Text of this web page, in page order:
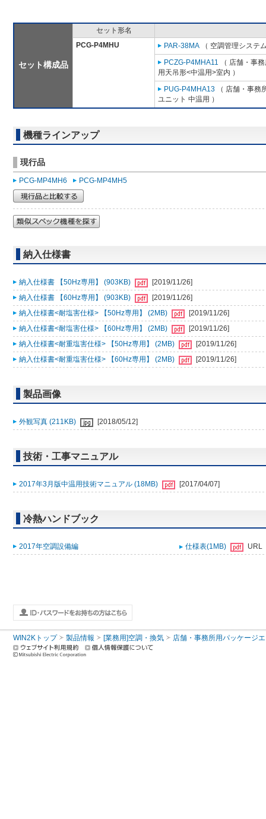
セット構成品
セット形名
PCG-P4MHU
PAR-38MA （ 空調管理システ
PCZG-P4MHA11 （ 店舗・事
用天吊形<中温用>室内 ）
PUG-P4MHA13 （ 店舗・事務
ユニット 中温用 ）
機種ラインアップ
現行品
PCG-MP4MH6 PCG-MP4MH5
納入仕様書
納入仕様書 【50Hz専用】 (903KB)
[2019/11/26]
納入仕様書 【60Hz専用】 (903KB)
[2019/11/26]
納入仕様書<耐塩害仕様> 【50Hz専用】 (2MB)
[2019/11/26]
納入仕様書<耐塩害仕様> 【60Hz専用】 (2MB)
[2019/11/26]
納入仕様書<耐重塩害仕様> 【50Hz専用】 (2MB)
[2019/11/26]
納入仕様書<耐重塩害仕様> 【60Hz専用】 (2MB)
[2019/11/26]
製品画像
外観写真 (211KB) [2018/05/12]
技術・工事マニュアル
2017年3月版中温用技術マニュアル (18MB) [2017/04/07]
冷熱ハンドブック
2017年空調設備編 仕様表(1MB) URL
WIN2Kトップ 製品情報 [業務用]空調・換気 店舗・事務所用パッケージ